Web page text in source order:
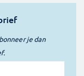
je dan